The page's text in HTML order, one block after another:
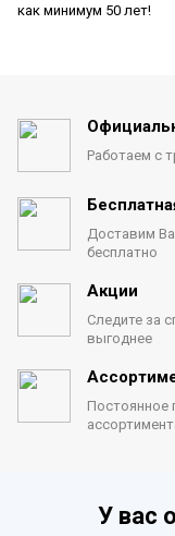
как минимум 50 лет!
Работаем с
Доставим
бесплатно
Акции
Следите за
выгоднее
Постоянное
У вас